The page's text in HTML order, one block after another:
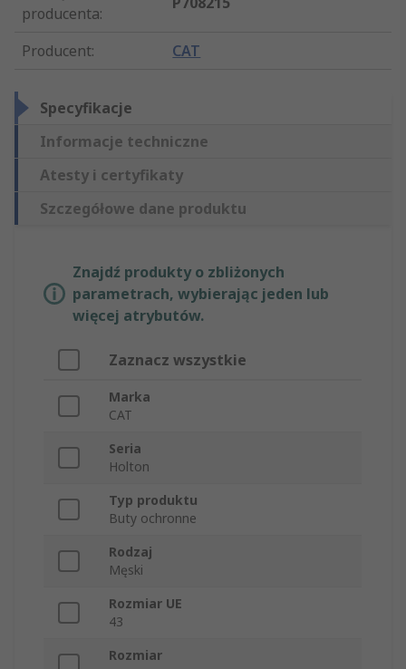
producenta:
Producent: CAT
Specyfikacje
Informacje techniczne
Atesty i certyfikaty
Szczegółowe dane produktu
Znajdź produkty o zbliżonych
parametrach, wybierając jeden lub
więcej atrybutów.
Zaznacz wszystkie
Marka
CAT
Seria
Holton
Typ produktu
Buty ochronne
Rodzaj
Męski
Rozmiar UE
43
Rozmiar